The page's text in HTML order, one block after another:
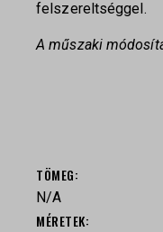
felszereltséggel.
A műszaki
TÖMEG
N/A
MÉRETEK